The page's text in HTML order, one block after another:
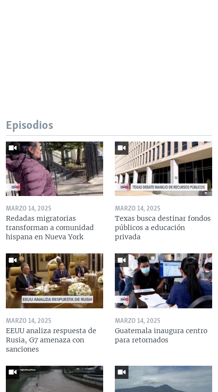
Episodios
MARZO 14, 2025
Redadas migratorias
transforman a comunidad
hispana en Nueva York
MARZO 14, 2025
Texas busca destinar fondos
públicos a educación
privada
MARZO 14, 2025
EEUU analiza respuesta de
Rusia, G7 amenaza con
sanciones
MARZO 14, 2025
Guatemala inaugura centro
para retornados